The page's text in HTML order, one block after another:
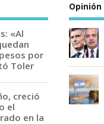
«Al
por
Toler
creció
el
en la
Opinión